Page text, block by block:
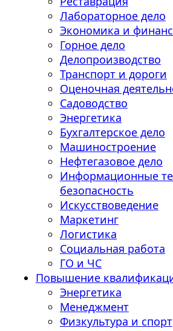
Лабораторное дело
Экономика и
Горное дело
Делопроизводство
Транспорт и дороги
Оценочная
Садоводство
Энергетика
Бухгалтерское дело
Машиностроение
Нефтегазовое дело
Информационные
безопасность
Искусствоведение
Маркетинг
Логистика
Социальная работа
ГО и ЧС
Повышение
Энергетика
Менеджмент
Физкультура и спорт